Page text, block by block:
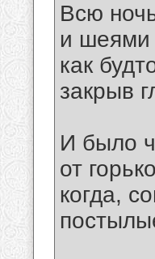
Всю
и шеями
как
закрыв
И было
от
когда,